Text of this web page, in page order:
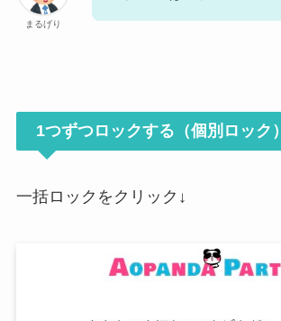
まるげり
1つずつロックする（個別ロック）
一括ロックをクリック↓